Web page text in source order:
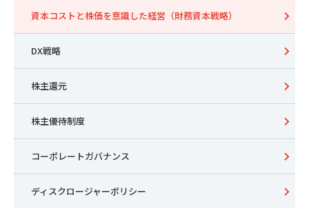
資本コストと株価を意識した経営（財務資本戦略）
DX戦略
株主還元
株主優待制度
コーポレートガバナンス
ディスクロージャーポリシー